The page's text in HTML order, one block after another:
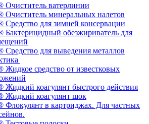
Очиститель ватерлинии
Очиститель минеральных налетов
Средство для зимней консервации
Бактерицидный обезжириватель для
Средство для выведения металлов
Жидкое средство от известковых
Жидкий коагулянт быстрого действия
Жидкий коагулянт шок
Флокулянт в картриджах. Для частных